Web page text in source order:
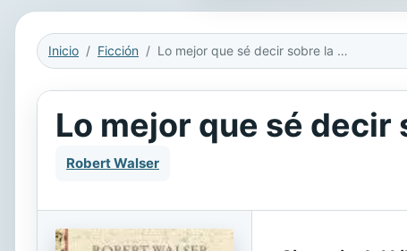
Inicio Ficción Lo mejor que sé decir sobre la música
Lo mejor que sé decir
Robert Walser